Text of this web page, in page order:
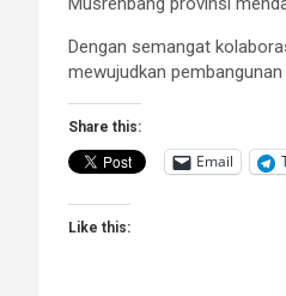
Dengan semangat
mewujudkan
Share this:
Email
Like this: